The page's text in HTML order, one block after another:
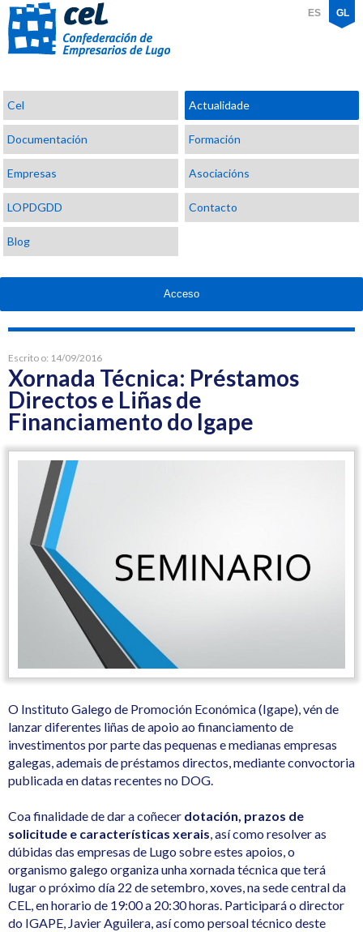
Confederación
de
Empresarios
de
Lugo
ES GL
Cel Actualidade
Documentación Formación
Empresas Asociacións
LOPDGDD Contacto
Blog
Acceso
Escrito o: 14/09/2016
Xornada Técnica: Préstamos
Directos e Liñas de
Financiamento do Igape
O Instituto Galego de Promoción Económica (Igape), vén de
lanzar diferentes liñas de apoio ao financiamento de
investimentos por parte das pequenas e medianas empresas
galegas, ademais de préstamos directos, mediante convoctoria
publicada en datas recentes no DOG.
Coa finalidade de dar a coñecer dotación, prazos de
solicitude e características xerais, así como resolver as
dúbidas das empresas de Lugo sobre estes apoios, o
organismo galego organiza unha xornada técnica que terá
lugar o próximo día 22 de setembro, xoves, na sede central da
CEL, en horario de 19:00 a 20:30 horas. Participará o director
do IGAPE, Javier Aguilera, así como persoal técnico deste